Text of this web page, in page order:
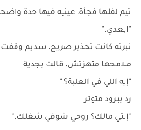
تيم لفلها فجأة، عينيه فيها حدة
"ابعدي."
نبرته كانت تحذير صريح، سديم
ملامحها متهزتش، قالت بجدية
"إيه اللي في العلبة؟!"
رد ببرود متوتر
"إنتي مالك؟ روحي شوفي شغلك."